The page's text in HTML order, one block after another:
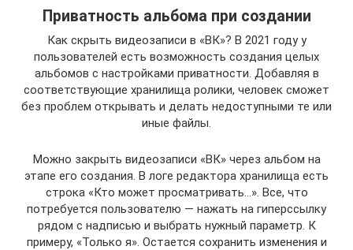
Приватность альбома при создании
Как скрыть видеозаписи в «ВК»? В 2021 году у
пользователей есть возможность создания целых
альбомов с настройками приватности. Добавляя в
соответствующие хранилища ролики, человек сможет
без проблем открывать и делать недоступными те или
иные файлы.
Можно закрыть видеозаписи «ВК» через альбом на
этапе его создания. В логе редактора хранилища есть
строка «Кто может просматривать…». Все, что
потребуется пользователю — нажать на гиперссылку
рядом с надписью и выбрать нужный параметр. К
примеру, «Только я». Остается сохранить изменения и